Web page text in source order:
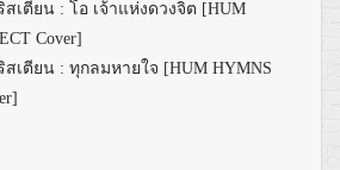
เตียน : โอ เจ้าแห่งดวงจิต [HUM
Cover]
เตียน : ทุกลมหายใจ [HUM HYMNS